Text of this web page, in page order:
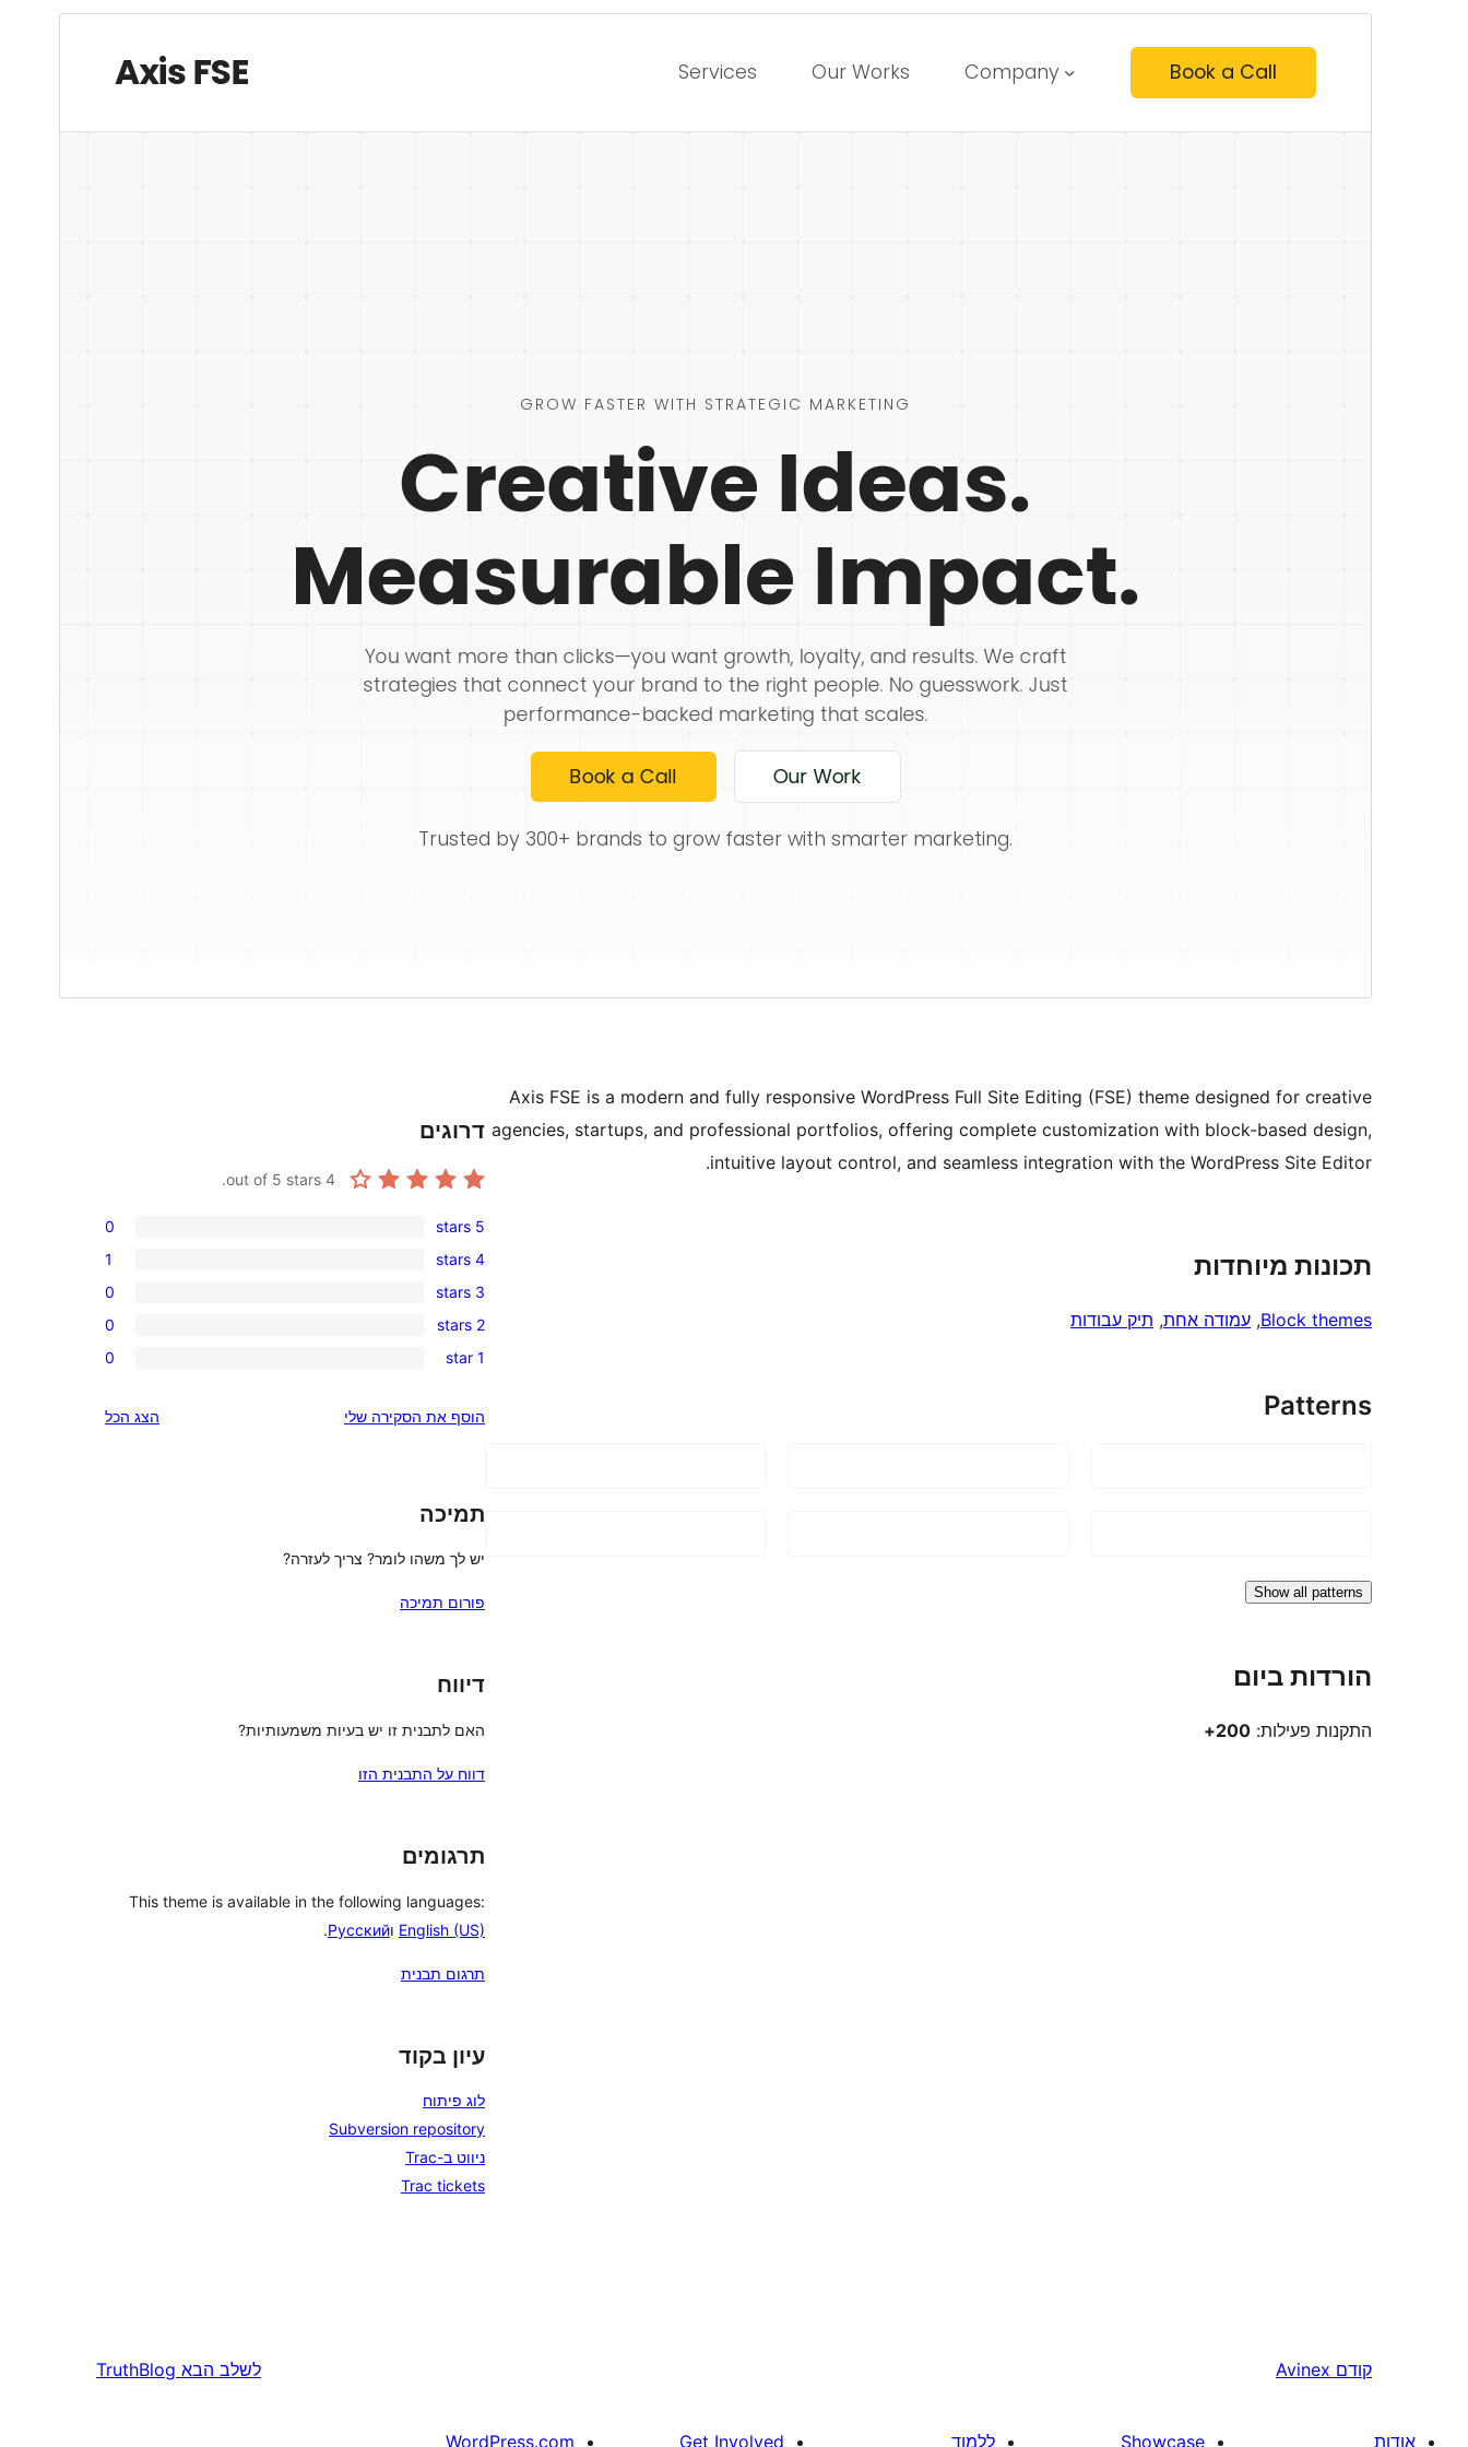
1.0.3
Axis FSE is a modern and fully responsive WordPress Full Site Editing (FSE) theme designed for creative
agencies, startups, and professional portfolios, offering complete customization with block-based design,
intuitive layout control, and seamless integration with the WordPress Site Editor.
תכונות מיוחדות
Block themes
, עמודה אחת, תיק עבודות
Patterns
Show all patterns
הורדות ביום
התקנות פעילות: 200+
דרוגים
4
0
5-
star
reviews
5 stars
0
1
4-
star
review
4 stars
1
0
3-
star
3 stars
0
0
reviews
2 stars
0
0
star
1 star
0
הוסף את הסקירה שלי הצג הכל
תמיכה
יש לך משהו לומר? צריך לעזרה?
פורום תמיכה
דיווח
האם לתבנית זו יש בעיות משמעותיות?
דווח על התבנית הזו
תרגומים
This theme is available in the following languages:
English (US) וРусский
.
תרגום תבנית
עיון בקוד
לוג פיתוח
Subversion repository
ניווט ב-Trac
Trac tickets
קודם Avinex לשלב הבא TruthBlog
אודות Showcase ללמוד Get Involved
WordPress.com